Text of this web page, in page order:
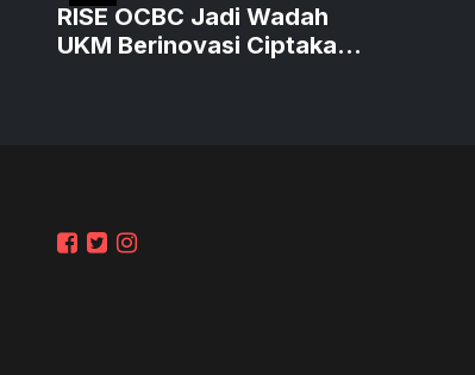
RISE OCBC Jadi Wadah
UKM Berinovasi Ciptakan